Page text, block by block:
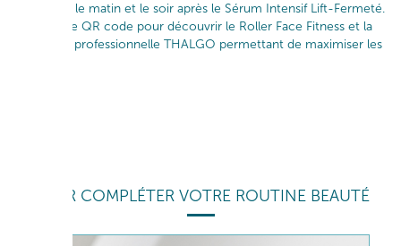
Appliquer le matin et le soir après le Sérum Intensif Lift-Fermeté.
Scanner le QR code pour découvrir le Roller Face Fitness et la
méthode professionnelle THALGO permettant de maximiser les
POUR COMPLÉTER VOTRE ROUTINE BEAUTÉ